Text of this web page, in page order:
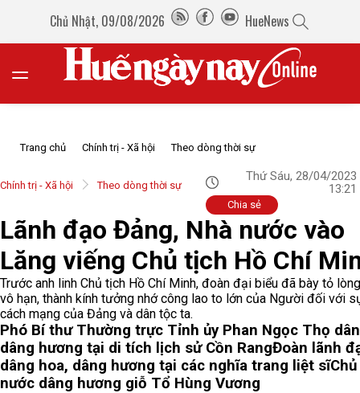
Chủ Nhật, 09/08/2026 HueNews
Trang chủ Chính trị - Xã hội Theo dòng thời sự
Chính trị - Xã hội Theo dòng thời sự
Thứ Sáu, 28/04/2023
13:21
Chia sẻ
Lãnh đạo Đảng, Nhà nước vào
Lăng viếng Chủ tịch Hồ Chí
Trước anh linh Chủ tịch Hồ Chí Minh, đoàn đại biểu đã bày tỏ
vô hạn, thành kính tưởng nhớ công lao to lớn của Người đối với
cách mạng của Đảng và dân tộc ta.
Phó Bí thư Thường trực Tỉnh ủy Phan Ngọc Thọ
dâng hương tại di tích lịch sử Cồn RangĐoàn lãnh
dâng hoa, dâng hương tại các nghĩa trang liệt sĩ
nước dâng hương giỗ Tổ Hùng Vương